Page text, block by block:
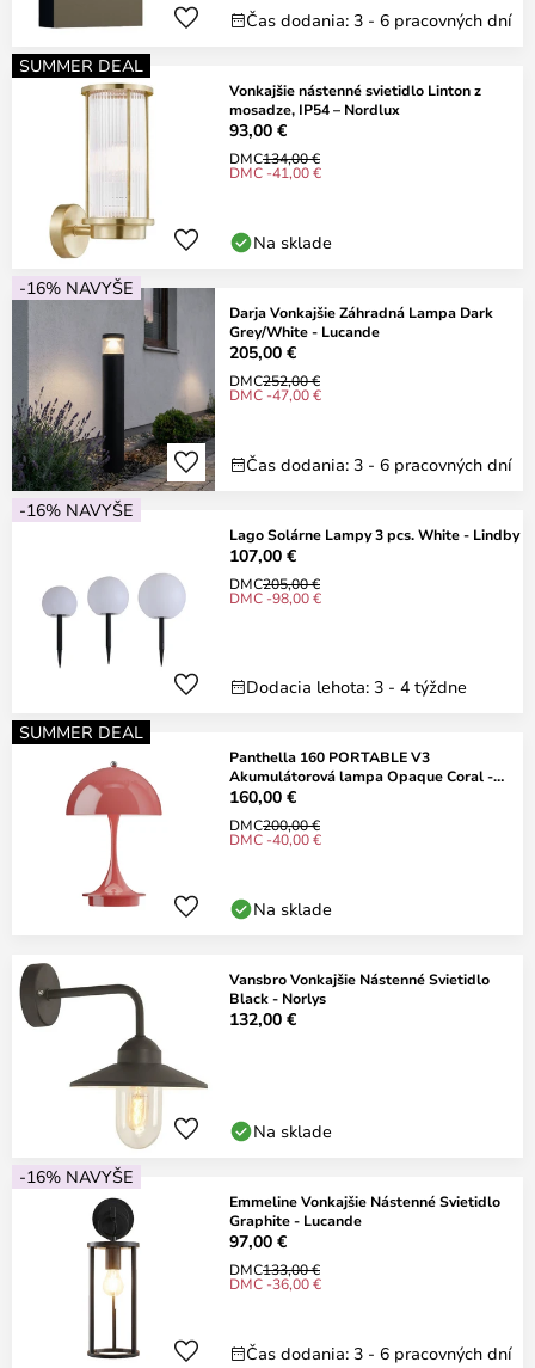
Čas dodania: 3 - 6 pracovných dní
SUMMER DEAL
Vonkajšie nástenné svietidlo Linton z
mosadze, IP54 – Nordlux
93,00 €
DMC134,00 €
DMC -41,00 €
Na sklade
-16% NAVYŠE
Darja Vonkajšie Záhradná Lampa Dark
Grey/White - Lucande
205,00 €
DMC252,00 €
DMC -47,00 €
Čas dodania: 3 - 6 pracovných dní
-16% NAVYŠE
Lago Solárne Lampy 3 pcs. White - Lindby
107,00 €
DMC205,00 €
DMC -98,00 €
Dodacia lehota: 3 - 4 týždne
SUMMER DEAL
Panthella 160 PORTABLE V3
Akumulátorová lampa Opaque Coral -
Louis Poulsen
160,00 €
DMC200,00 €
DMC -40,00 €
Na sklade
Vansbro Vonkajšie Nástenné Svietidlo
Black - Norlys
132,00 €
Na sklade
-16% NAVYŠE
Emmeline Vonkajšie Nástenné Svietidlo
Graphite - Lucande
97,00 €
DMC133,00 €
DMC -36,00 €
Čas dodania: 3 - 6 pracovných dní